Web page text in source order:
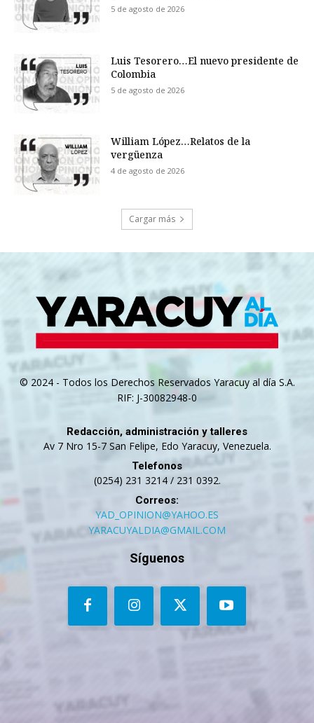
5 de agosto de 2026
Luis Tesorero…El nuevo presidente de
Colombia
5 de agosto de 2026
William López…Relatos de la
vergüenza
4 de agosto de 2026
Cargar más
© 2024 - Todos los Derechos Reservados Yaracuy al día S.A.
RIF: J-30082948-0
Redacción, administración y talleres
Av 7 Nro 15-7 San Felipe, Edo Yaracuy, Venezuela.
Telefonos
(0254) 231 3214 / 231 0392.
Correos:
YAD_OPINION@YAHOO.ES
YARACUYALDIA@GMAIL.COM
Síguenos